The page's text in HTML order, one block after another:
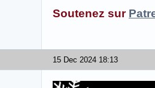
Soutenez sur
15 Dec 2024 18:13